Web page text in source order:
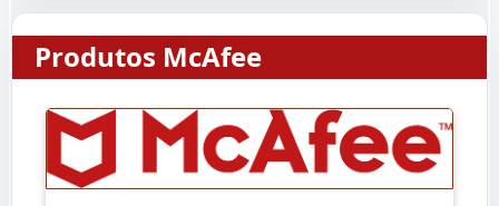
Produtos McAfee